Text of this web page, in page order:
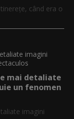
când era o
mai detaliate
un fenomen
imagini